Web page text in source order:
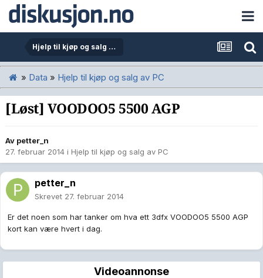
Hjelp til kjøp og salg av PC
» Data » Hjelp til kjøp og salg av PC
[Løst] VOODOO5 5500 AGP
Av petter_n
27. februar 2014 i Hjelp til kjøp og salg av PC
petter_n
Skrevet 27. februar 2014
Er det noen som har tanker om hva ett 3dfx VOODOO5 5500 AGP
kort kan være hvert i dag.
Videoannonse